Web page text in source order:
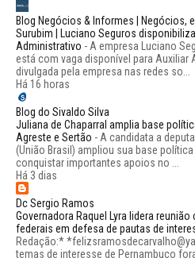
Blog Negócios & Informes | Negócios,
Surubim | Luciano Seguros
Administrativo - A empresa Luciano
está com vaga disponível para Auxiliar
divulgada pela empresa nas redes so...
Há 16 horas
Blog do Sivaldo Silva
Juliana de Chaparral amplia base
Agreste e Sertão - A candidata a
(União Brasil) ampliou sua base
conquistar importantes apoios no ...
Há 3 dias
Dc Sergio Ramos
Governadora Raquel Lyra lidera
federais em defesa de pautas de
Redação:*
temas de interesse de Pernambuco